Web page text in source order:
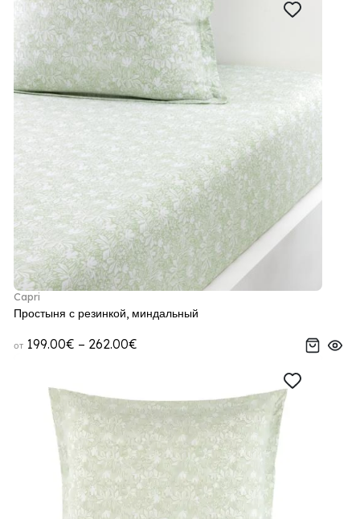
Capri
Простыня с резинкой, миндальный
от 199.00€ – 262.00€